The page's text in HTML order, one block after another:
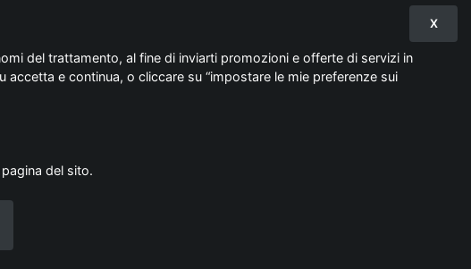
X
del trattamento, al fine di inviarti promozioni e offerte di servizi in
e continua, o cliccare su “impostare le mie preferenze sui
del sito.